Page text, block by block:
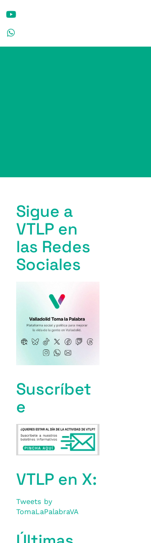
Sigue a
VTLP en
las Redes
Sociales
Suscríbet
e
VTLP en X:
Tweets by
TomaLaPalabraVA